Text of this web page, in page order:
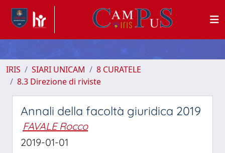
IRIS SIARI UNICAM
8 CURATELE
8.3 Direzione di riviste
Annali della facoltà giuridica 2019
FAVALE Rocco
2019-01-01